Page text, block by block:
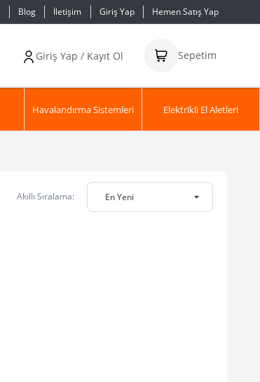
Blog İletişim Giriş Yap Hemen Satış Yap
Giriş Yap / Kayıt Ol Sepetim
Havalandırma Sistemleri Elektrikli El Aletleri
Akıllı Sıralama: En Yeni